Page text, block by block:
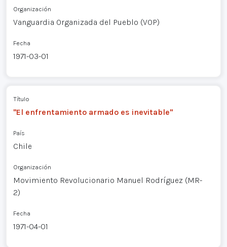
Organización
Vanguardia Organizada del Pueblo (VOP)
Fecha
1971-03-01
Título
"El enfrentamiento armado es inevitable"
País
Chile
Organización
Movimiento Revolucionario Manuel Rodríguez (MR-
2)
Fecha
1971-04-01